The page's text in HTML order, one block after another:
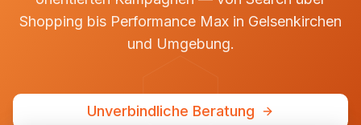
Shopping bis Performance Max in Gelsenkirchen
und Umgebung.
Unverbindliche Beratung